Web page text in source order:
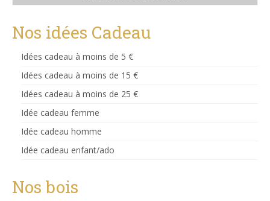
Nos idées Cadeau
Idées cadeau à moins de 5 €
Idées cadeau à moins de 15 €
Idées cadeau à moins de 25 €
Idée cadeau femme
Idée cadeau homme
Idée cadeau enfant/ado
Nos bois